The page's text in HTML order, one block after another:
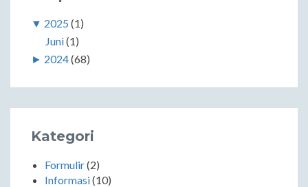
▼ 2025 (1)
Juni(1)
► 2024(68)
Kategori
Formulir(2)
Informasi(10)